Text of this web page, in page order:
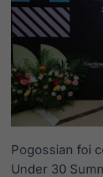
Pogossian foi
Under 30